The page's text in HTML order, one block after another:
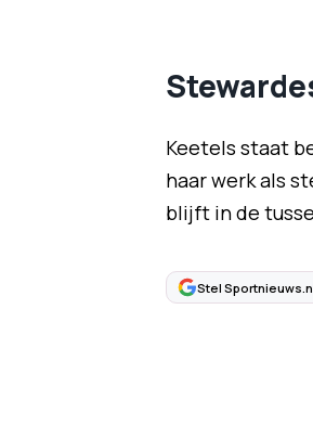
Keetels staat
haar werk als
blijft in de
Stel